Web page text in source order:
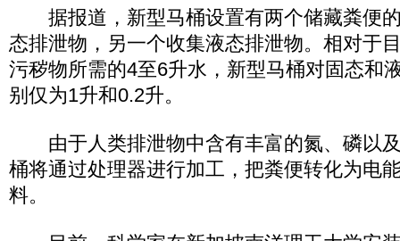
据报道，新型马桶设置有两个储藏粪便
态排泄物，另一个收集液态排泄物。相对于
污秽物所需的4至6升水，新型马桶对固态和
别仅为1升和0.2升。
由于人类排泄物中含有丰富的氮、磷以
桶将通过处理器进行加工，把粪便转化为电
料。